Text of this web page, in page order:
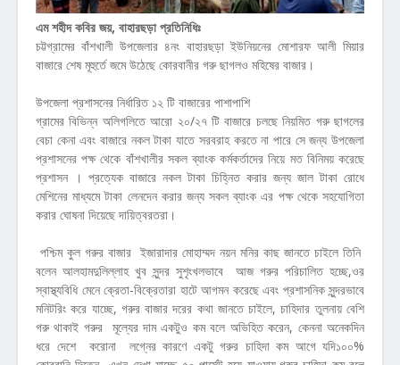
এম শহীদ কবির জয়, বাহারছড়া প্রতিনিধিঃ
চট্টগ্রামের বাঁশখালী উপজেলার ৪নং বাহারছড়া ইউনিয়নের মোশারফ আলী মিয়ার
বাজারে শেষ মূহুর্তে জমে উঠেছে কোরবানীর গরু ছাগলও মহিষের বাজার।
উপজেলা প্রশাসনের নির্ধারিত ১২ টি বাজারের পাশাপাশি
গ্রামের বিভিন্ন অলিগলিতে আরো ২০/২৭ টি বাজারে চলছে নিয়মিত গরু ছাগলের
বেচা কেনা এবং বাজারে নকল টাকা যাতে সরবরাহ করতে না পারে সে জন্য উপজেলা
প্রশাসনের পক্ষ থেকে বাঁশখালীর সকল ব্যাংক কর্মকর্তাদের নিয়ে মত বিনিময় করেছে
প্রশাসন । প্রত্যেক বাজারে নকল টাকা চিহ্নিত করার জন্য জাল টাকা রোধে
মেশিনের মাধ্যমে টাকা লেনদেন করার জন্য সকল ব্যাংক এর পক্ষ থেকে সহযোগিতা
করার ঘোষনা দিয়েছে দায়িত্বরতরা।
পশ্চিম কুল গরুর বাজার ইজারাদার মোহাম্মদ নয়ন মনির কাছ জানতে চাইলে তিনি
বলেন আলহামদুলিল্লাহ খুব সুন্দর সুশৃংখলভাবে আজ গরুর পরিচালিত হচ্ছে,ওর
স্বাস্থ্যবিধি মেনে ক্রেতা-বিক্রেতারা হাটে আগমন করেছে এবং প্রশাসনিক সুন্দরভাবে
মনিটরিং করে যাচ্ছে, গরুর বাজার দরের কথা জানতে চাইলে, চাহিদার তুলনায় বেশি
গরু থাকাই গরুর মূল্যের দাম একটুও কম বলে অভিহিত করেন, কেননা অনেকদিন
ধরে দেশে করোনা লগ্নের কারণে একটু গরুর চাহিদা কম আগে যদি১০০%